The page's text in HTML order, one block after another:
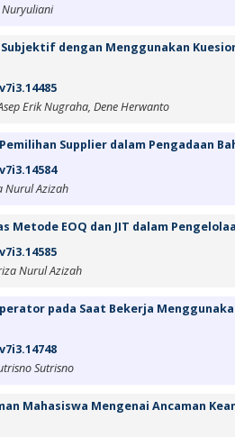
dengan Menggunakan
Erik Nugraha, Dene Herwanto
Supplier dalam Pengadaan
Nurul Azizah
EOQ dan JIT dalam
Nurul Azizah
pada Saat Bekerja
Sutrisno
Mahasiswa Mengenai Ancaman